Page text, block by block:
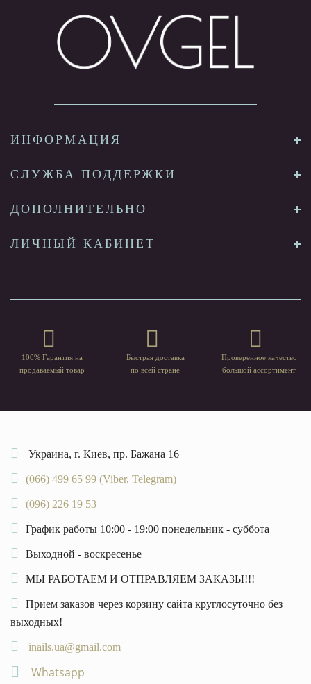
ИНФОРМАЦИЯ
СЛУЖБА ПОДДЕРЖКИ
ДОПОЛНИТЕЛЬНО
ЛИЧНЫЙ КАБИНЕТ
100% Гарантия на
продаваемый товар
Быстрая доставка
по всей стране
Проверенное качество
большой ассортимент
Украина, г. Киев, пр. Бажана 16
(066) 499 65 99 (Viber, Telegram)
(096) 226 19 53
График работы 10:00 - 19:00 понедельник - суббота
Выходной - воскресенье
МЫ РАБОТАЕМ И ОТПРАВЛЯЕМ ЗАКАЗЫ!!!
Прием заказов через корзину сайта круглосуточно без
выходных!
inails.ua@gmail.com
Whatsapp